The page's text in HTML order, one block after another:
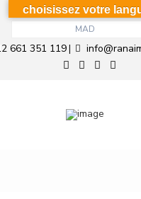
MAD
661 351 119|
choisissez votre